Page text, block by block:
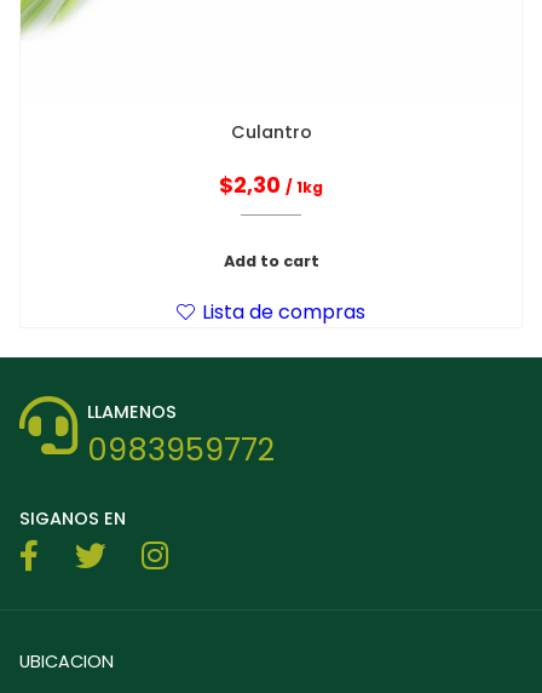
Culantro
$2,30 / 1kg
Add to cart
Lista de compras
LLAMENOS
0983959772
SIGANOS EN
UBICACION